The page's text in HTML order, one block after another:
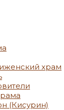
храм
(Кисурин)